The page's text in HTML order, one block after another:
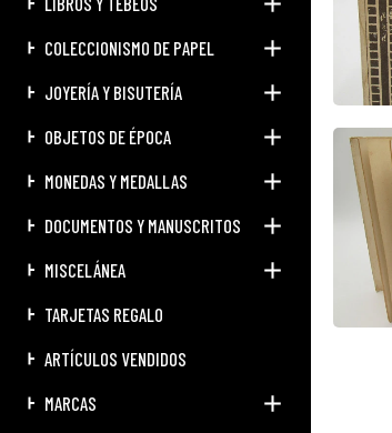
COLECCIONISMO DE PAPEL
JOYERÍA Y BISUTERÍA
OBJETOS DE ÉPOCA
MONEDAS Y MEDALLAS
DOCUMENTOS Y MANUSCRITOS
MISCELÁNEA
TARJETAS REGALO
ARTÍCULOS VENDIDOS
MARCAS